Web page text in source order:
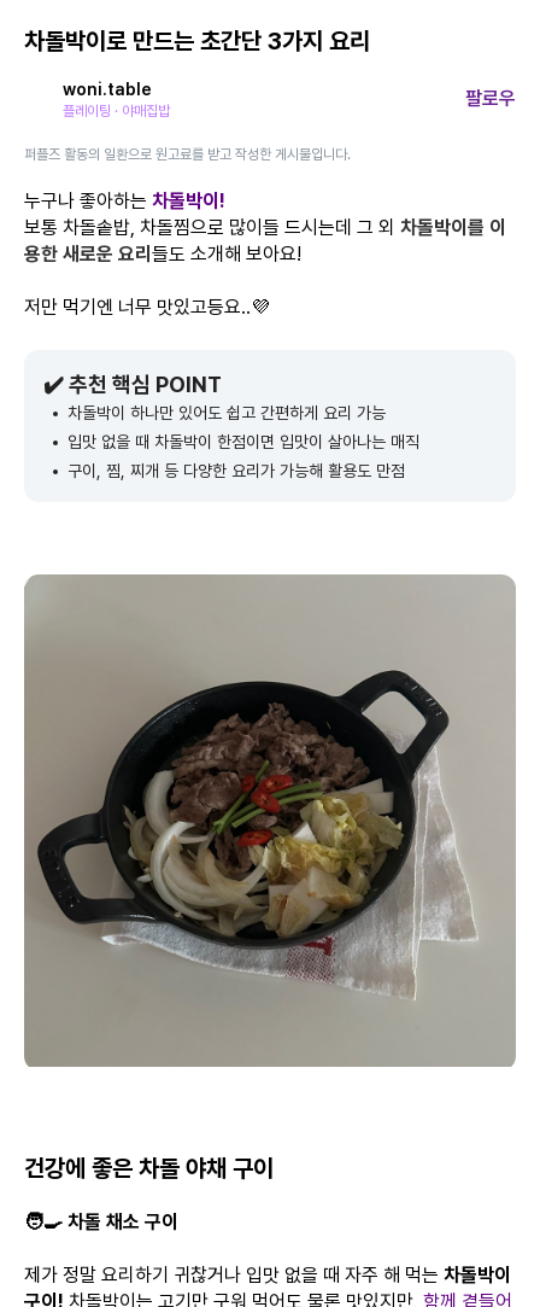
차돌박이로 만드는 초간단 3가지 요리
woni.table
플레이팅 · 야매집밥
팔로우
퍼플즈 활동의 일환으로 원고료를 받고 작성한 게시물입니다.
누구나 좋아하는 차돌박이!
보통 차돌솥밥, 차돌찜으로 많이들 드시는데 그 외 차돌박이를 이
용한 새로운 요리 들도 소개해 보아요!
저만 먹기엔 너무 맛있고등요..💜
✔️ 추천 핵심 POINT
차돌박이 하나만 있어도 쉽고 간편하게 요리 가능
입맛 없을 때 차돌박이 한점이면 입맛이 살아나는 매직
구이, 찜, 찌개 등 다양한 요리가 가능해 활용도 만점
건강에 좋은 차돌 야채 구이
🧑‍🍳 차돌 채소 구이
제가 정말 요리하기 귀찮거나 입맛 없을 때 자주 해 먹는 차돌박이
구이! 차돌박이는 고기만 구워 먹어도 물론 맛있지만, 함께 곁들어